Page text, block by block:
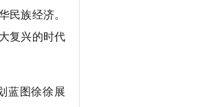
民族经济。
复兴的时代
蓝图徐徐展